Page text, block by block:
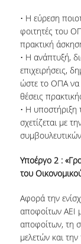
• Η εύρεση
φοιτητές του
πρακτική
• Η ανάπτυξή,
επιχειρήσεις,
ώστε το ΟΠΑ να
θέσεις
• Η υποστήριξη
σχετίζεται με
Υποέργο 2 :
του
Αφορά την
αποφοίτων ΑΕΙ
αποφοίτων, τη
μελετών και